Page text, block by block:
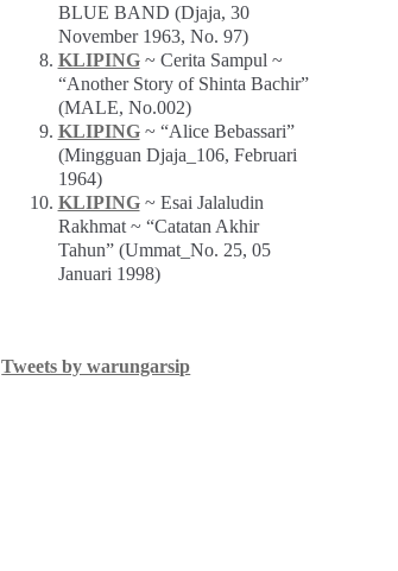
BLUE BAND (Djaja, 30
November 1963, No. 97)
KLIPING~ Cerita Sampul ~
“Another Story of Shinta Bachir”
(MALE, No.002)
KLIPING~ “Alice Bebassari”
(Mingguan Djaja_106, Februari
1964)
KLIPING~ Esai Jalaludin
Rakhmat ~ “Catatan Akhir
Tahun” (Ummat_No. 25, 05
Januari 1998)
Tweets by warungarsip